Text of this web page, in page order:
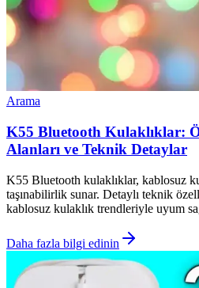
Arama
K55 Bluetooth Kulaklıklar:
Alanları ve Teknik Detaylar
K55 Bluetooth kulaklıklar, kablosuz
taşınabilirlik sunar. Detaylı teknik
kablosuz kulaklık trendleriyle uyum
Daha fazla bilgi edinin